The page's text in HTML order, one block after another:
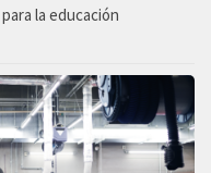
la educación